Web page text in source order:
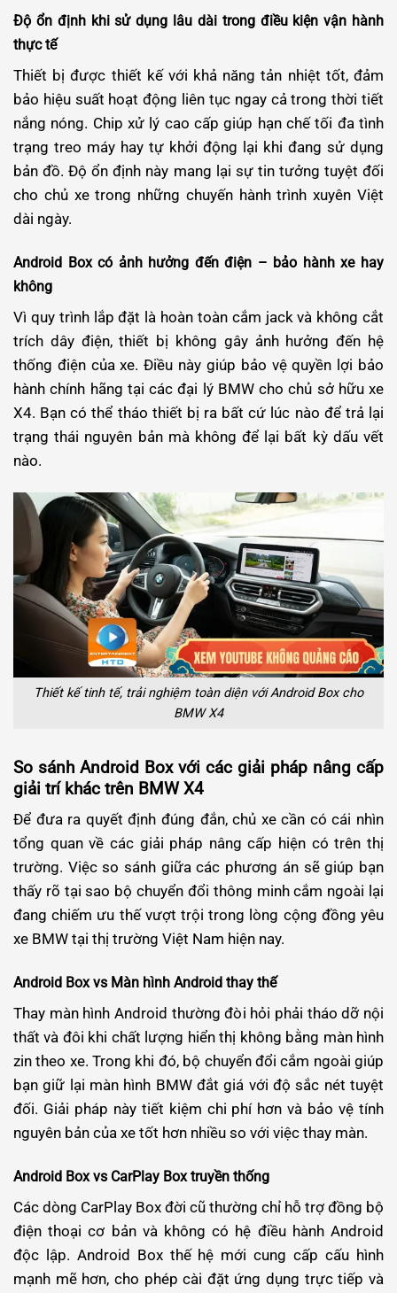
Độ ổn định khi sử dụng lâu dài trong điều kiện vận hành
thực tế
Thiết bị được thiết kế với khả năng tản nhiệt tốt, đảm
bảo hiệu suất hoạt động liên tục ngay cả trong thời tiết
nắng nóng. Chip xử lý cao cấp giúp hạn chế tối đa tình
trạng treo máy hay tự khởi động lại khi đang sử dụng
bản đồ. Độ ổn định này mang lại sự tin tưởng tuyệt đối
cho chủ xe trong những chuyến hành trình xuyên Việt
dài ngày.
Android Box có ảnh hưởng đến điện – bảo hành xe hay
không
Vì quy trình lắp đặt là hoàn toàn cắm jack và không cắt
trích dây điện, thiết bị không gây ảnh hưởng đến hệ
thống điện của xe. Điều này giúp bảo vệ quyền lợi bảo
hành chính hãng tại các đại lý BMW cho chủ sở hữu xe
X4. Bạn có thể tháo thiết bị ra bất cứ lúc nào để trả lại
trạng thái nguyên bản mà không để lại bất kỳ dấu vết
nào.
Thiết kế tinh tế, trải nghiệm toàn diện với Android Box cho
BMW X4
So sánh Android Box với các giải pháp nâng cấp
giải trí khác trên BMW X4
Để đưa ra quyết định đúng đắn, chủ xe cần có cái nhìn
tổng quan về các giải pháp nâng cấp hiện có trên thị
trường. Việc so sánh giữa các phương án sẽ giúp bạn
thấy rõ tại sao bộ chuyển đổi thông minh cắm ngoài lại
đang chiếm ưu thế vượt trội trong lòng cộng đồng yêu
xe BMW tại thị trường Việt Nam hiện nay.
Android Box vs Màn hình Android thay thế
Thay màn hình Android thường đòi hỏi phải tháo dỡ nội
thất và đôi khi chất lượng hiển thị không bằng màn hình
zin theo xe. Trong khi đó, bộ chuyển đổi cắm ngoài giúp
bạn giữ lại màn hình BMW đắt giá với độ sắc nét tuyệt
đối. Giải pháp này tiết kiệm chi phí hơn và bảo vệ tính
nguyên bản của xe tốt hơn nhiều so với việc thay màn.
Android Box vs CarPlay Box truyền thống
Các dòng CarPlay Box đời cũ thường chỉ hỗ trợ đồng bộ
điện thoại cơ bản và không có hệ điều hành Android
độc lập. Android Box thế hệ mới cung cấp cấu hình
mạnh mẽ hơn, cho phép cài đặt ứng dụng trực tiếp và